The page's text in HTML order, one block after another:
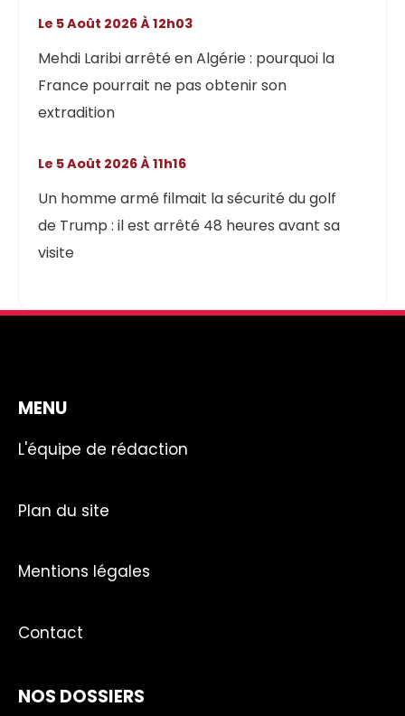
Mehdi Laribi arrêté en Algérie : pourquoi la
France pourrait ne pas obtenir son
extradition
Le 5 Août 2026 À 12h03
Un homme armé filmait la sécurité du golf
de Trump : il est arrêté 48 heures avant sa
visite
Le 5 Août 2026 À 11h16
MENU
L'équipe de rédaction
Plan du site
Mentions légales
Contact
NOS DOSSIERS